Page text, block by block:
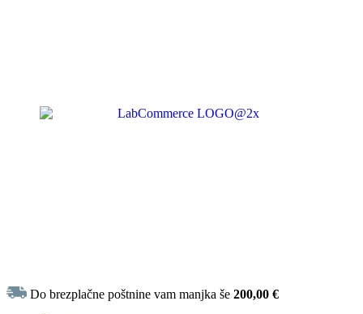
Do brezplačne poštnine vam manjka še200,00€